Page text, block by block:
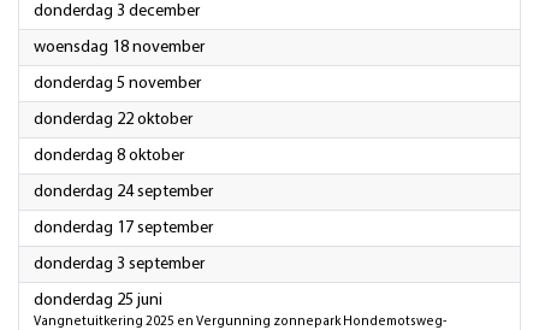
donderdag 3 december2026
woensdag 18 november2026
donderdag 5 november2026
donderdag 22 oktober2026
donderdag 8 oktober2026
donderdag 24 september2026
donderdag 17 september2026
donderdag 3 september2026
donderdag 25 juni
Vangnetuitkering 2025 en Vergunning zonnepark Hondemotsweg-